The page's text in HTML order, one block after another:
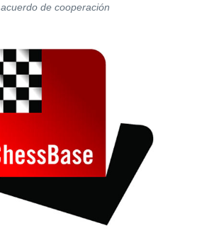
acuerdo de cooperación